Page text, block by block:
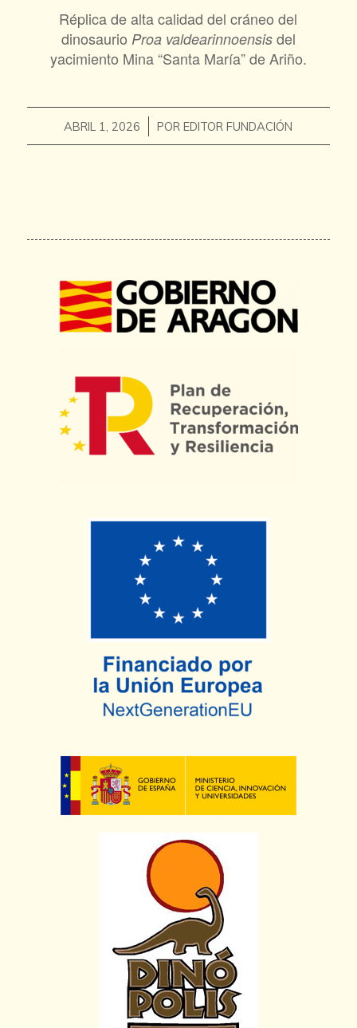
Réplica de alta calidad del cráneo del
dinosaurio Proa valdearinnoensis del
yacimiento Mina “Santa María” de Ariño.
ABRIL 1, 2026
/ POREDITOR FUNDACIÓN